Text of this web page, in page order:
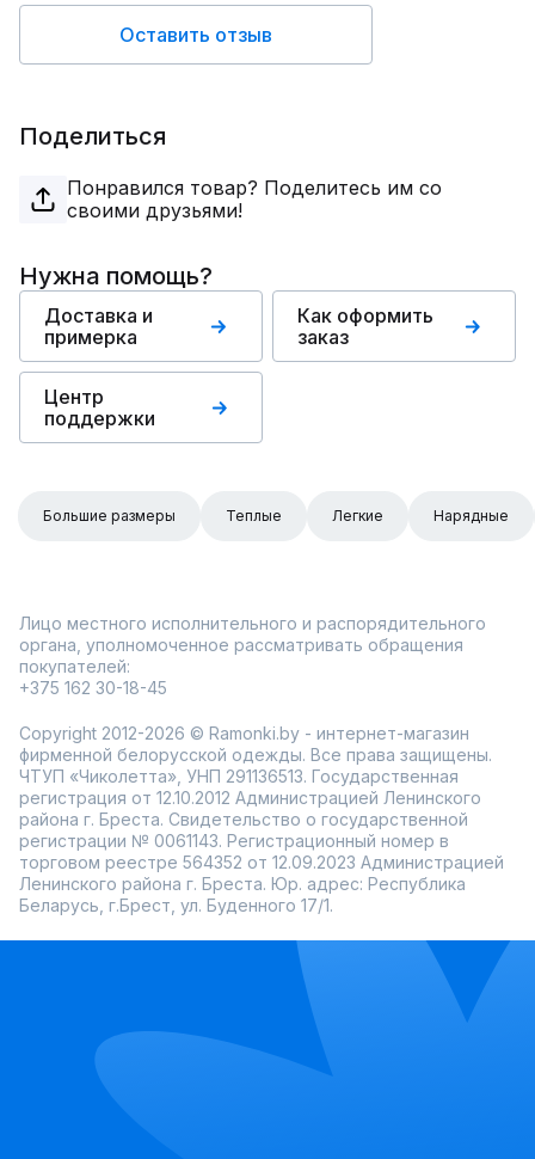
Оставить отзыв
Поделиться
Понравился товар? Поделитесь им со
своими друзьями!
Нужна помощь?
Доставка и
примерка
Как оформить
заказ
Центр
поддержки
Большие размеры Теплые Легкие Нарядные
Лицо местного исполнительного и распорядительного
органа, уполномоченное рассматривать обращения
покупателей:
+375 162 30-18-45
Copyright 2012-2026 © Ramonki.by - интернет-магазин
фирменной белорусской одежды. Все права защищены.
ЧТУП «Чиколетта», УНП 291136513. Государственная
регистрация от 12.10.2012 Администрацией Ленинского
района г. Бреста. Свидетельство о государственной
регистрации № 0061143. Регистрационный номер в
торговом реестре 564352 от 12.09.2023 Администрацией
Ленинского района г. Бреста. Юр. адрес: Республика
Беларусь, г.Брест, ул. Буденного 17/1.